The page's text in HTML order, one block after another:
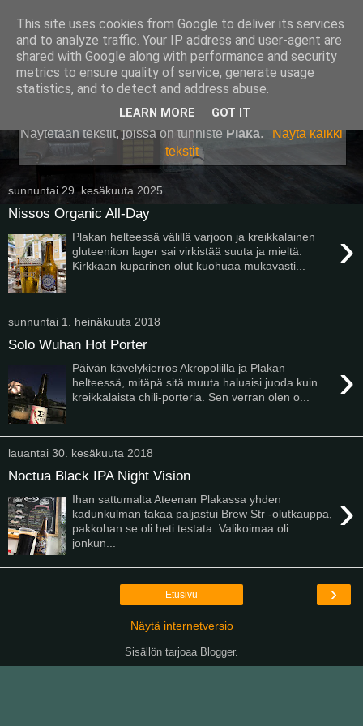
Pullollinen
Näytetään tekstit, joissa on tunniste Plaka.
Näytä kaikki
tekstit
sunnuntai 29. kesäkuuta 2025
Nissos Organic All-Day
›
Plakan helteessä välillä varjoon ja kreikkalainen
gluteeniton lager sai virkistää suuta ja mieltä.
Kirkkaan kuparinen olut kuohuaa mukavasti...
sunnuntai 1. heinäkuuta 2018
Solo Wuhan Hot Porter
›
Päivän kävelykierros Akropoliilla ja Plakan
helteessä, mitäpä sitä muuta haluaisi juoda kuin
kreikkalaista chili-porteria. Sen verran olen o...
lauantai 30. kesäkuuta 2018
Noctua Black IPA Night Vision
›
Ihan sattumalta Ateenan Plakassa yhden
kadunkulman takaa paljastui Brew Str -olutkauppa,
pakkohan se oli heti testata. Valikoimaa oli
jonkun...
›
Etusivu
Näytä internetversio
Sisällön tarjoaa Blogger.
This site uses cookies from Google to deliver its services
and to analyze traffic. Your IP address and user-agent are
shared with Google along with performance and security
metrics to ensure quality of service, generate usage
statistics, and to detect and address abuse.
LEARN MORE GOT IT